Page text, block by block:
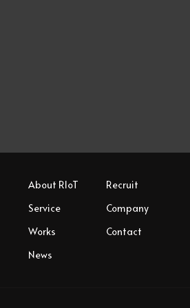
About RIoT
Service
Works
News
Recruit
Company
Contact